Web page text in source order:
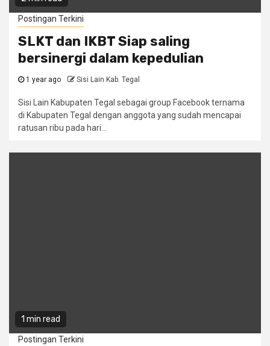
Postingan Terkini
SLKT dan IKBT Siap saling
bersinergi dalam kepedulian
1 year ago Sisi Lain Kab. Tegal
Sisi Lain Kabupaten Tegal sebagai group Facebook ternama
di Kabupaten Tegal dengan anggota yang sudah mencapai
ratusan ribu pada hari...
1 min read
Postingan Terkini